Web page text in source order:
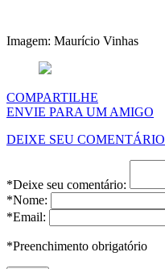
Imagem: Maurício Vinhas
COMPARTILHE
ENVIE PARA UM AMIGO
DEIXE SEU COMENTÁRIO
*Deixe seu comentário:
*Nome:
*Email:
*Preenchimento obrigatório